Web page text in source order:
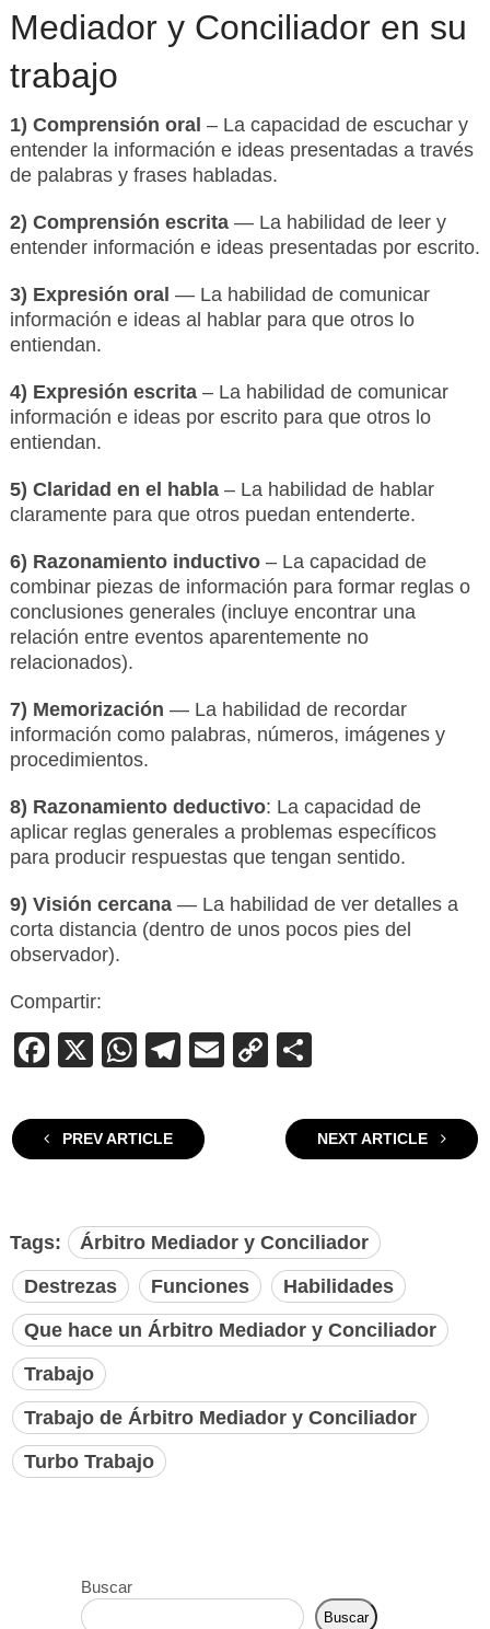
Mediador y Conciliador en su
trabajo
1) Comprensión oral – La capacidad de escuchar y
entender la información e ideas presentadas a través
de palabras y frases habladas.
2) Comprensión escrita— La habilidad de leer y
entender información e ideas presentadas por escrito.
3) Expresión oral — La habilidad de comunicar
información e ideas al hablar para que otros lo
entiendan.
4) Expresión escrita– La habilidad de comunicar
información e ideas por escrito para que otros lo
entiendan.
5) Claridad en el habla– La habilidad de hablar
claramente para que otros puedan entenderte.
6) Razonamiento inductivo– La capacidad de
combinar piezas de información para formar reglas o
conclusiones generales (incluye encontrar una
relación entre eventos aparentemente no
relacionados).
7) Memorización — La habilidad de recordar
información como palabras, números, imágenes y
procedimientos.
8) Razonamiento deductivo: La capacidad de
aplicar reglas generales a problemas específicos
para producir respuestas que tengan sentido.
9) Visión cercana— La habilidad de ver detalles a
corta distancia (dentro de unos pocos pies del
observador).
Compartir:
Facebook
X WhatsApp
Telegram
EmailCopy
PREV ARTICLE NEXT ARTICLE
Tags:
Árbitro Mediador y Conciliador
Destrezas
Funciones
Habilidades
Que hace un Árbitro Mediador y Conciliador
Trabajo
Trabajo de Árbitro Mediador y Conciliador
Turbo Trabajo
Buscar
Buscar